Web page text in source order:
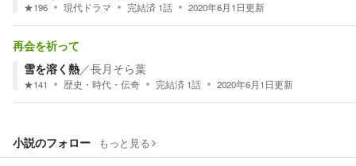
★196 現代ドラマ 完結済 1話 2020年6月1日更新
再会を祈って
雪を溶く熱／長月そら葉
★141 歴史・時代・伝奇 完結済 1話 2020年6月1日更新
小説のフォロー もっと見る